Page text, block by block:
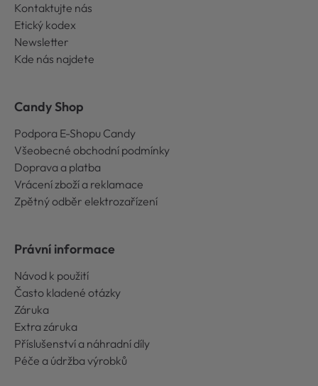
Kontaktujte nás
Etický kodex
Newsletter
Kde nás najdete
Candy Shop
Podpora E-Shopu Candy
Všeobecné obchodní podmínky
Doprava a platba
Vrácení zboží a reklamace
Zpětný odběr elektrozařízení
Právní informace
Návod k použití
Často kladené otázky
Záruka
Extra záruka
Příslušenství a náhradní díly
Péče a údržba výrobků